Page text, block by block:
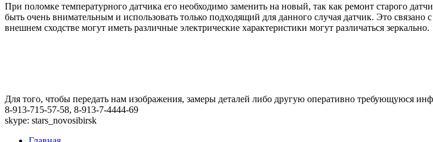
При поломке температурного датчика его необходимо заменить на новый, так как ремонт старого
быть очень внимательным и использовать только подходящий для данного случая датчик. Это
внешнем сходстве могут иметь различные электрические характеристики могут различаться
Для того, чтобы передать нам изображения, замеры деталей либо другую оперативно требующуюся
8-913-715-57-58, 8-913-7-4444-69
skype: stars_novosibirsk